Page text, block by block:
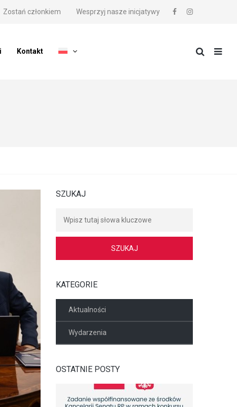
Zostań członkiem Wesprzyj nasze inicjatywy
Kontakt
SZUKAJ
KATEGORIE
Aktualności
Wydarzenia
OSTATNIE POSTY